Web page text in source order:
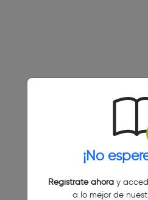
¡No
Regístrate ahoray
a lo mejor de